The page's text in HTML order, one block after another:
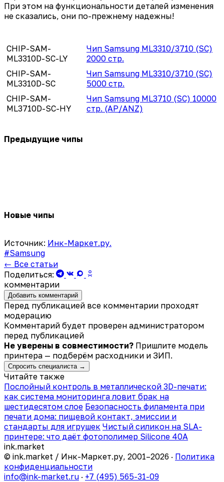
При этом на функциональности деталей изменения
не сказались, они по-прежнему надежны!
CHIP-SAM-
ML3310D-SC-LY
Чип Samsung ML3310/3710 (SC)
2000 стр.
CHIP-SAM-
ML3310D-SC
Чип Samsung ML3310/3710 (SC)
5000 стр.
CHIP-SAM-
ML3710D-SC-HY
Чип Samsung ML3710 (SC) 10000
стр. (AP/ANZ)
Предыдущие чипы
Новые чипы
Источник: Инк-Маркет.ру.
#Samsung
← Все статьи
Поделиться:
комментарии
Добавить комментарий
Перед публикацией все комментарии проходят
модерацию
Комментарий будет проверен администратором
перед публикацией
Не уверены в совместимости? Пришлите модель
принтера — подберём расходники и ЗИП.
Спросить специалиста →
Читайте также
Послойный контроль в металлической 3D-печати:
как система мониторинга ловит брак на
шестидесятом слое Безопасность филамента при
печати дома: пищевой контакт, эмиссии и
стандарты для игрушек Чистый силикон на SLA-
принтере: что даёт фотополимер Silicone 40A
ink.market
© ink.market / Инк-Маркет.ру, 2001–2026 · Политика
конфиденциальности
info@ink-market.ru · +7 (495) 565-31-09